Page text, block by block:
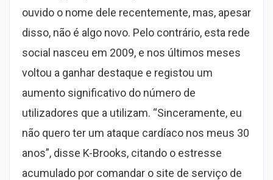
ouvido o nome dele recentemente, mas, apesar
disso, não é algo novo. Pelo contrário, esta rede
social nasceu em 2009, e nos últimos meses
voltou a ganhar destaque e registou um
aumento significativo do número de
utilizadores que a utilizam. “Sinceramente, eu
não quero ter um ataque cardíaco nos meus 30
anos”, disse K-Brooks, citando o estresse
acumulado por comandar o site de serviço de